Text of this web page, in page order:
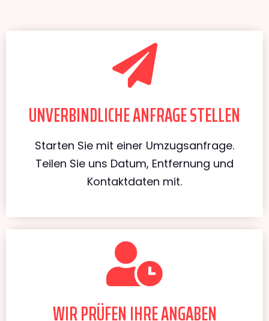
UNVERBINDLICHE ANFRAGE STELLEN
Starten Sie mit einer Umzugsanfrage.
Teilen Sie uns Datum, Entfernung und
Kontaktdaten mit.
WIR PRÜFEN IHRE ANGABEN